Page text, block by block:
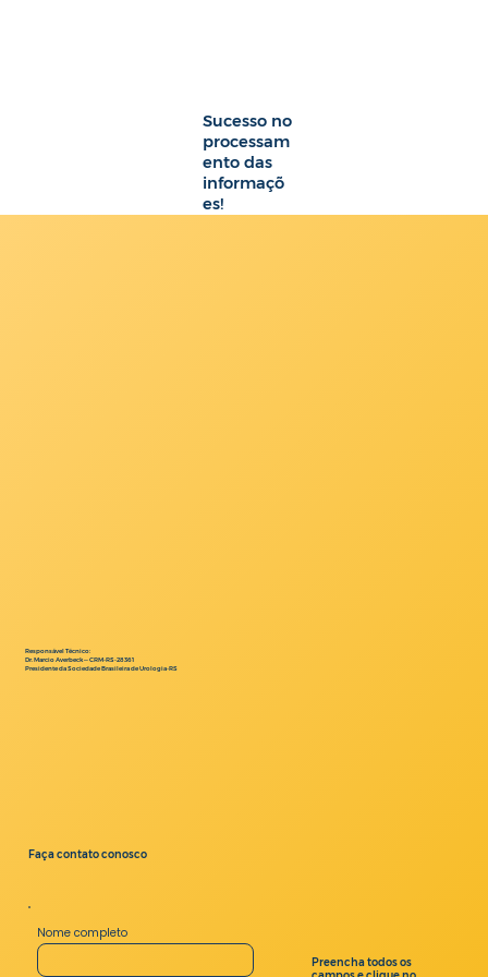
Sucesso no
processam
ento das
informaçõ
es!
Faça contato conosco
Nome completo
Preencha todos os
Responsável Técnico:
Dr. Marcio Averbeck — CRM-RS-28361
Presidente da Sociedade Brasileira de Urologia-RS